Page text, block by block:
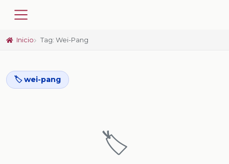
Inicio Tag: Wei-Pang
🏷️ wei-pang
🏷️